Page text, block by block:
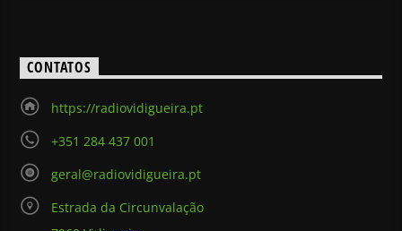
CONTATOS
https://radiovidigueira.pt
+351 284 437 001
geral@radiovidigueira.pt
Estrada da Circunvalação